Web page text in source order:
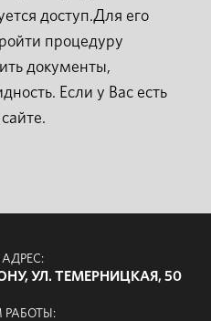
доступ.Для его
процедуру
документы,
Если у Вас есть
УЛ. ТЕМЕРНИЦКАЯ, 50
РАБОТЫ: